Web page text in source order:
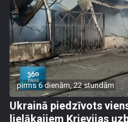
pirms 6 dienām, 22 stundām
Ukrainā piedzīvots
lielākajiem Krievijas